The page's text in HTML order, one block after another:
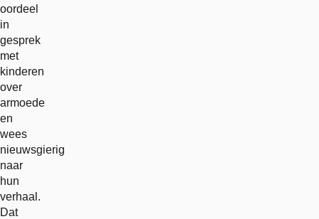
oordeel
in
gesprek
met
kinderen
over
armoede
en
wees
nieuwsgierig
naar
hun
verhaal.
Dat